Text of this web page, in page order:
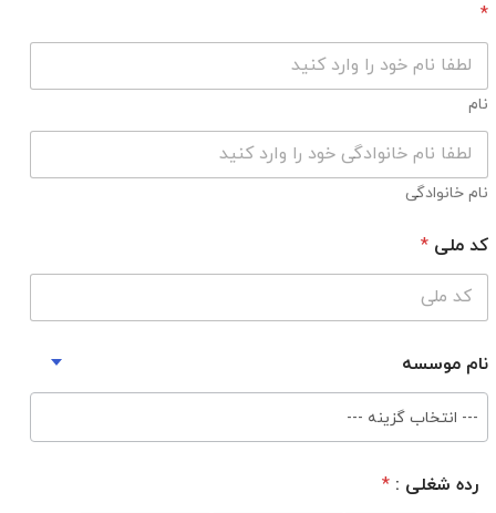
س
س
*
نام
نام خانوادگی
کد ملی *
نام موسسه
--- انتخاب گزینه ---
رده شغلی : *